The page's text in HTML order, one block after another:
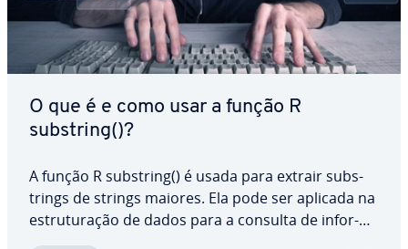
O que é e como usar a função R
substring()?
A função R substring() é usada para extrair subs­
trings de strings maiores. Ela pode ser aplicada na
es­tru­tu­ra­ção de dados para a consulta de in­for­